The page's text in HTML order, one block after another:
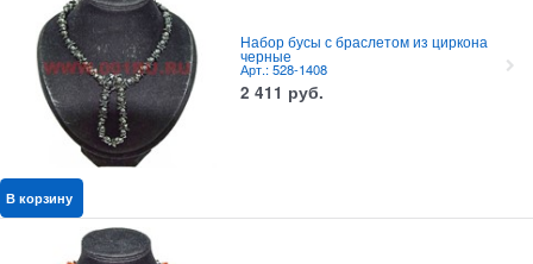
Набор бусы с браслетом из циркона
черные
Арт.: 528-1408
2 411 руб.
В корзину